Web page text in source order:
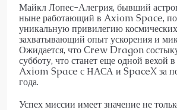
Майкл Лопес-Алегрия, бывший
ныне работающий в Axiom Space,
уникальную привилегию
захватывающий опыт ускорения и
Ожидается, что Crew Dragon
субботу, что станет еще одной вехой
Axiom Space с НАСА и SpaceX за
года.
Успех миссии имеет значение не